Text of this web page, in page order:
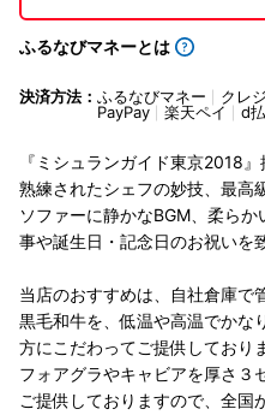
ふるなびマネーとは
決済方法： ふるなびマネー クレ
PayPay
楽天ペイ d
『ミシュランガイド東京2018
熟練されたシェフの妙技、最高
ソファーに静かなBGM、柔ら
事や誕生日・記念日のお祝いを
当店のおすすめは、自社倉庫で
黒毛和牛を、低温や高温でかな
方にこだわってご提供しており
フォアグラやキャビアを厚さ３
ご提供しておりますので、全国